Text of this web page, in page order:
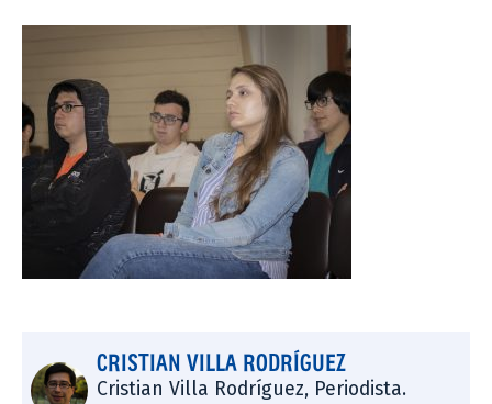
CRISTIAN VILLA RODRÍGUEZ
Cristian Villa Rodríguez, Periodista.